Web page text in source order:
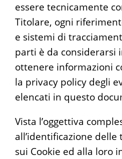
essere tecnicamente
Titolare, ogni
e sistemi di
parti è da considerarsi
ottenere informazioni
la privacy policy degli
elencati in questo
Vista l’oggettiva
all’identificazione delle
sui Cookie ed alla loro